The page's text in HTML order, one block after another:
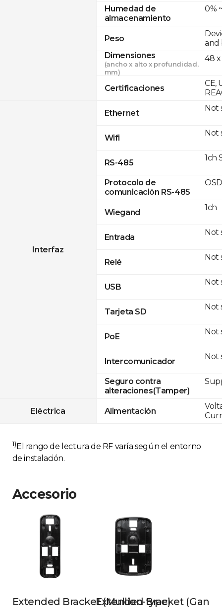
Humedad de
almacenamiento
Peso
Dimensiones
(ancho x alto x profundidad,
mm)
Certificaciones
Interfaz
Ethernet
Wifi
RS-485
Protocolo de
comunicación RS-485
Wiegand
Entrada
Relé
USB
Tarjeta SD
PoE
Intercomunicador
Seguro contra
alteraciones(Tamper)
Eléctrica Alimentación
0%
and
48 x
CE,
Not
Not
1ch
1ch
Not
Not
Not
Not
Not
Not
1) El rango de lectura de RF varía según el entorno
de instalación.
Accesorio
Extended Bracket (Mullion-type)
Extended Bracket